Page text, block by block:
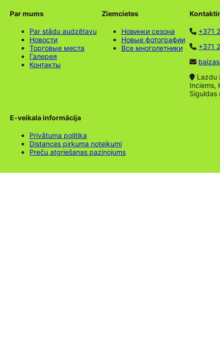
Par mums
Par stādu audzētavu
Новости
Торговые места
Галерея
Контакты
Ziemcietes
Новинки сезона
Новые фотографии
Все многолетники
+371
+371
Lazdu
Inciems,
Siguldas
E-veikala informācija
Privātuma politika
Distances pirkuma noteikumi
Preču atgriešanas paziņojums